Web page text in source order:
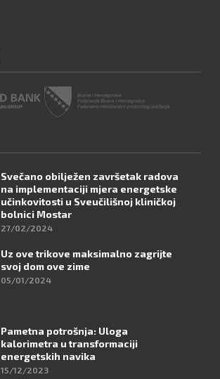
Svečano obilježen završetak radova
na implementaciji mjera energetske
učinkovitosti u Sveučilišnoj kliničkoj
bolnici Mostar
27/02/2024
Uz ove trikove maksimalno zagrijte
svoj dom ove zime
05/01/2024
Pametna potrošnja: Uloga
kalorimetra u transformaciji
energetskih navika
15/12/2023